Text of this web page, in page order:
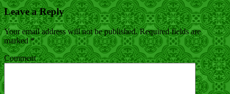
Leave a Reply
Your email address will not be published.Required fields are
marked *
Comment